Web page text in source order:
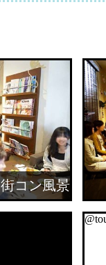
街コン風景